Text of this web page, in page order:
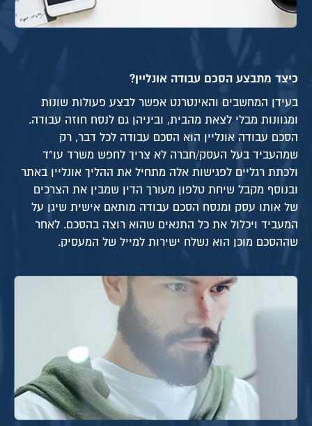
כיצד מתבצע הסכם עבודה אונליין?
בעידן המחשבים והאינטרנט אפשר לבצע פעולות שונות
ומגוונות מבלי לצאת מהבית, וביניהן גם לנסח חוזה עבודה.
הסכם עבודה אונליין הוא הסכם עבודה לכל דבר, רק
שמהעביד בעל העסק/חברה לא צריך לחפש משרד עו"ד
ולכתת רגליים לפגישות אלה מתחיל את ההליך אונליין באתר
ובנוסף מקבל שיחת טלפון מעורך הדין שמבין את הצרכים
של אותו עסק ומנסח הסכם עבודה מותאם אישית שיגן על
המעביד ויכלול את כל התנאים שהוא רוצה בהסכם. לאחר
שההסכם מוכן הוא נשלח ישירות למייל של המעסיק.